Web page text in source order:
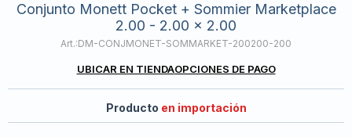
Conjunto Monett Pocket + Sommier Marketplace
2.00 - 2.00 x 2.00
DM-CONJMONET-SOMMARKET-200200-200
UBICAR EN TIENDAOPCIONES DE PAGO
Producto en importación